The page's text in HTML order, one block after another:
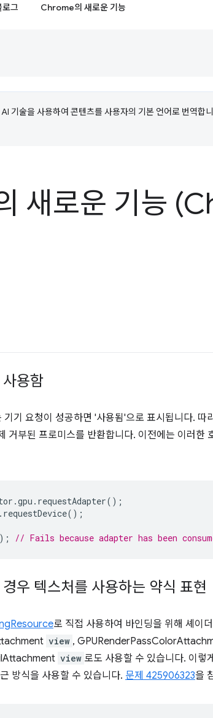
로그 Chrome의 새로운 기능
기술을 사용하여 콘텐츠를 사용자의 기본 언어로 번역합
새로운 기능
용함
기기 요청이 성공하면 '사용됨'으로 표시됩니다. 따
거부된 프로미스를 반환합니다. 이전에는 이러한
.gpu . requestAdapter();
. requestDevice();
// Fails because adapter has been
우 텍스처를 사용하는 약식 표현
로 직접 사용하여 바인딩을 위해 셰이
view ,
view 로도 사용할 수 있습니다. 이렇
방식을 사용할 수 있습니다. 문제 425906323을